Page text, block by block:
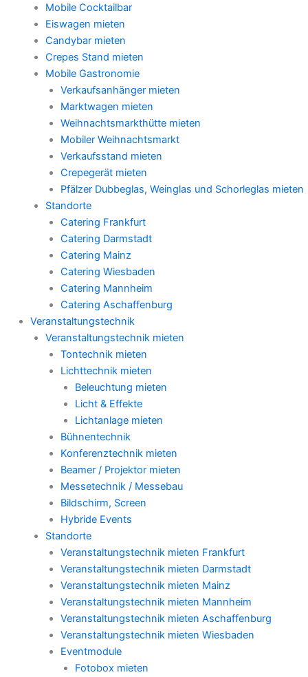
Mobile Cocktailbar
Eiswagen mieten
Candybar mieten
Crepes Stand mieten
Mobile Gastronomie
Verkaufsanhänger mieten
Marktwagen mieten
Weihnachtsmarkthütte mieten
Mobiler Weihnachtsmarkt
Verkaufsstand mieten
Crepegerät mieten
Pfälzer Dubbeglas, Weinglas und Schorleglas mieten
Standorte
Catering Frankfurt
Catering Darmstadt
Catering Mainz
Catering Wiesbaden
Catering Mannheim
Catering Aschaffenburg
Veranstaltungstechnik
Veranstaltungstechnik mieten
Tontechnik mieten
Lichttechnik mieten
Beleuchtung mieten
Licht & Effekte
Lichtanlage mieten
Bühnentechnik
Konferenztechnik mieten
Beamer / Projektor mieten
Messetechnik / Messebau
Bildschirm, Screen
Hybride Events
Standorte
Veranstaltungstechnik mieten Frankfurt
Veranstaltungstechnik mieten Darmstadt
Veranstaltungstechnik mieten Mainz
Veranstaltungstechnik mieten Mannheim
Veranstaltungstechnik mieten Aschaffenburg
Veranstaltungstechnik mieten Wiesbaden
Eventmodule
Fotobox mieten